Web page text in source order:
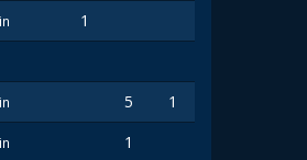
1
5
1
1